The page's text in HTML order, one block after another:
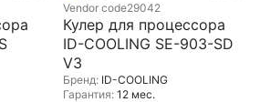
Vendor code29042
Кулер для процессора
ID-COOLING SE-903-SD
V3
Бренд: ID-COOLING
Гарантия: 12 мес.